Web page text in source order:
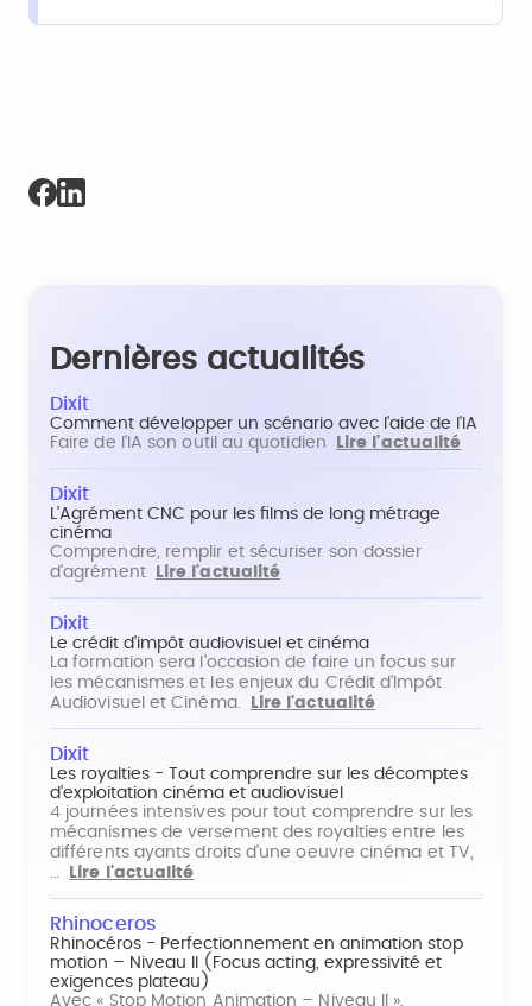
Dernières actualités
Dixit
Comment développer un scénario avec l'aide de l'IA
Faire de l'IA son outil au quotidien
Lire l'actualité
Dixit
L'Agrément CNC pour les films de long métrage
cinéma
Comprendre, remplir et sécuriser son dossier
d'agrément
Lire l'actualité
Dixit
Le crédit d'impôt audiovisuel et cinéma
La formation sera l'occasion de faire un focus sur
les mécanismes et les enjeux du Crédit d'Impôt
Audiovisuel et Cinéma.
Lire l'actualité
Dixit
Les royalties - Tout comprendre sur les décomptes
d'exploitation cinéma et audiovisuel
4 journées intensives pour tout comprendre sur les
mécanismes de versement des royalties entre les
différents ayants droits d'une oeuvre cinéma et TV,
…
Lire l'actualité
Rhinoceros
Rhinocéros - Perfectionnement en animation stop
motion – Niveau II (Focus acting, expressivité et
exigences plateau)
Avec « Stop Motion Animation – Niveau II »,